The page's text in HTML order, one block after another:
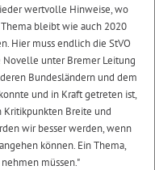
wertvolle Hinweise, wo
bleibt wie auch 2020
Hier muss endlich die StVO
unter Bremer Leitung
Bundesländern und dem
und in Kraft getreten ist,
Kritikpunkten Breite und
wir besser werden, wenn
können. Ein Thema,
müssen."